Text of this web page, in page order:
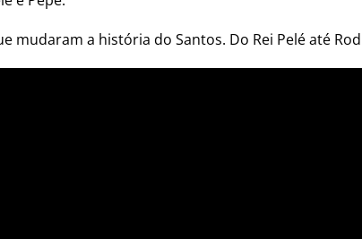
mudaram a história do Santos. Do Rei Pelé até